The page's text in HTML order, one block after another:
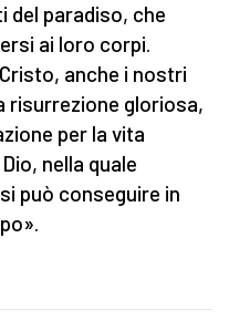
del paradiso, che
ai loro corpi.
anche i nostri
risurrezione gloriosa,
per la vita
nella quale
può conseguire in